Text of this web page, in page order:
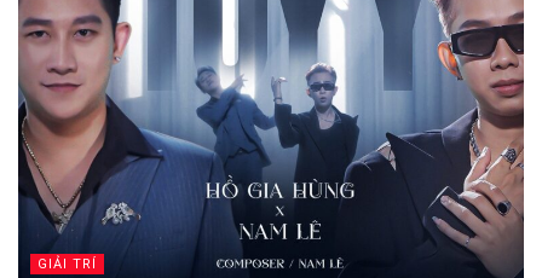
GIẢI TRÍ